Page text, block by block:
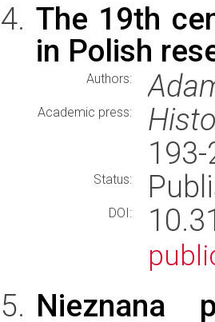
The 19th
in Polish
Authors:
Academic press:
Status:
DOI:
Nieznana